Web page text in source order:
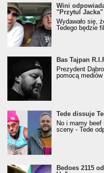
Wini
"Przytul Jacka"
Wydawało się,
Tedego będzie
Bas Tajpan
Prezydent
pomocą mediów
Tede dissuje
No i mamy beef
sceny - Tede
Bedoes 2115